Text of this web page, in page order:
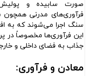
صورت سابیده و
فرآوری‌های مدرنی
سنگ اجرا می‌شوند که به
این فرآوری‌ها مخصوصاً در
جذاب به فضای داخلی و
معادن و فرآوری: